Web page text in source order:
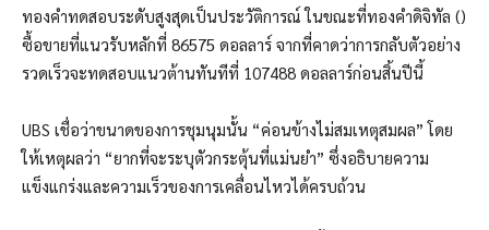
ทองคำทดสอบระดับสูงสุดเป็นประวัติการณ์ ในขณะที่ทองคำดิจิทัล ()
ซื้อขายที่แนวรับหลักที่ 86575 ดอลลาร์ จากที่คาดว่าการกลับตัวอย่าง
รวดเร็วจะทดสอบแนวต้านทันทีที่ 107488 ดอลลาร์ก่อนสิ้นปีนี้
UBS เชื่อว่าขนาดของการชุมนุมนั้น “ค่อนข้างไม่สมเหตุสมผล” โดย
ให้เหตุผลว่า “ยากที่จะระบุตัวกระตุ้นที่แม่นยำ” ซึ่งอธิบายความ
แข็งแกร่งและความเร็วของการเคลื่อนไหวได้ครบถ้วน